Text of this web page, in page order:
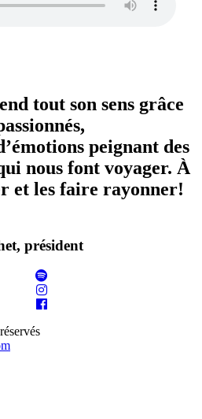
tout son sens grâce
peignant des
nous font voyager. À
et les faire rayonner!
président